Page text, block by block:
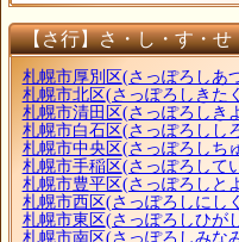
【さ行】さ・し・す・せ
札幌市厚別区(さっぽろしあ
札幌市北区(さっぽろしきた
札幌市清田区(さっぽろしき
札幌市白石区(さっぽろしし
札幌市中央区(さっぽろしち
札幌市手稲区(さっぽろして
札幌市豊平区(さっぽろしと
札幌市西区(さっぽろしにし
札幌市東区(さっぽろしひが
札幌市南区(さっぽろしみな